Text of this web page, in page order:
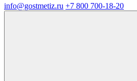
info@gostmetiz.ru +7 800 700-18-20